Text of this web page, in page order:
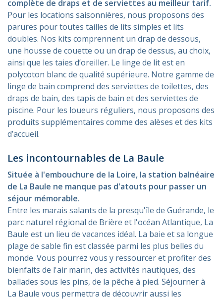
complète de draps et de serviettes au meilleur tarif.
Pour les locations saisonnières, nous proposons des
parures pour toutes tailles de lits simples et lits
doubles. Nos kits comprennent un drap de dessous,
une housse de couette ou un drap de dessus, au choix,
ainsi que les taies d’oreiller. Le linge de lit est en
polycoton blanc de qualité supérieure. Notre gamme de
linge de bain comprend des serviettes de toilettes, des
draps de bain, des tapis de bain et des serviettes de
piscine. Pour les loueurs réguliers, nous proposons des
produits supplémentaires comme des alèses et des kits
d’accueil.
Les incontournables de La Baule
Située à l'embouchure de la Loire, la station balnéaire
de La Baule ne manque pas d'atouts pour passer un
séjour mémorable.
Entre les marais salants de la presqu'île de Guérande, le
parc naturel régional de Brière et l'océan Atlantique, La
Baule est un lieu de vacances idéal. La baie et sa longue
plage de sable fin est classée parmi les plus belles du
monde. Vous pourrez vous y ressourcer et profiter des
bienfaits de l'air marin, des activités nautiques, des
ballades sous les pins, de la pêche à pied. Séjourner à
La Baule vous permettra de découvrir aussi les